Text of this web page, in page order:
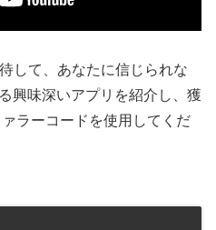
して、あなたに信じられな
興味深いアプリを紹介し、獲
ラーコードを使用してくだ